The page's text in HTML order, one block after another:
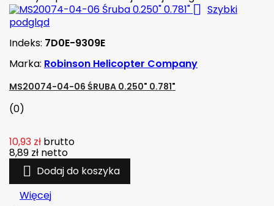
 Szybki
podgląd
Indeks: 7D0E-9309E
Marka: Robinson Helicopter Company
MS20074-04-06 ŚRUBA 0.250" 0.781"
(0)
10,93 zł brutto
8,89 zł netto
 Dodaj do koszyka
Więcej